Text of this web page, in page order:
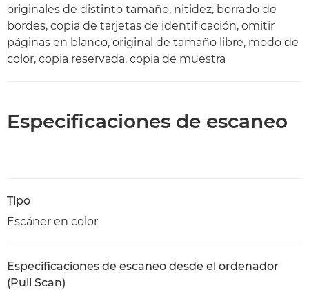
originales de distinto tamaño, nitidez, borrado de
bordes, copia de tarjetas de identificación, omitir
páginas en blanco, original de tamaño libre, modo de
color, copia reservada, copia de muestra
Especificaciones de escaneo
Tipo
Escáner en color
Especificaciones de escaneo desde el ordenador
(Pull Scan)